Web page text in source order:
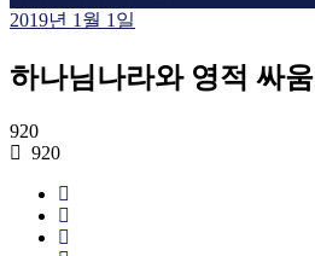
2019년 1월 1일
하나님나라와 영적 싸움
920
920